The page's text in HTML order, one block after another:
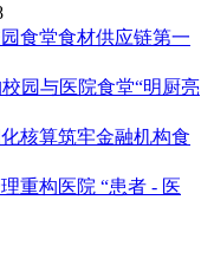
食堂食材供应链第一
园与医院食堂“明厨亮
核算筑牢金融机构食
重构医院 “患者 - 医